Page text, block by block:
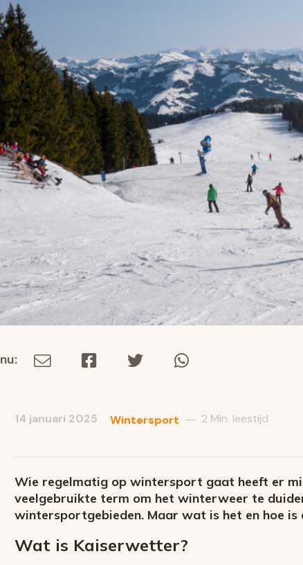
mail
14 januari 2025 Wintersport — 2 Min. leestijd
Wie regelmatig op wintersport gaat heeft er
veelgebruikte term om het winterweer te
wintersportgebieden. Maar wat is het en hoe
Wat is Kaiserwetter?